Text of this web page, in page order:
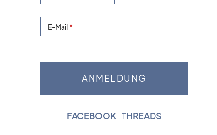
E-Mail
FACEBOOK THREADS